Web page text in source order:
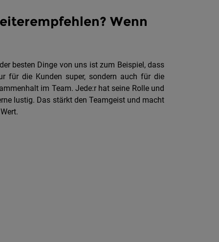
Wenn
besten Dinge von uns ist zum Beispiel, dass
für die Kunden super, sondern auch für die
im Team. Jede:r hat seine Rolle und
lustig. Das stärkt den Teamgeist und macht